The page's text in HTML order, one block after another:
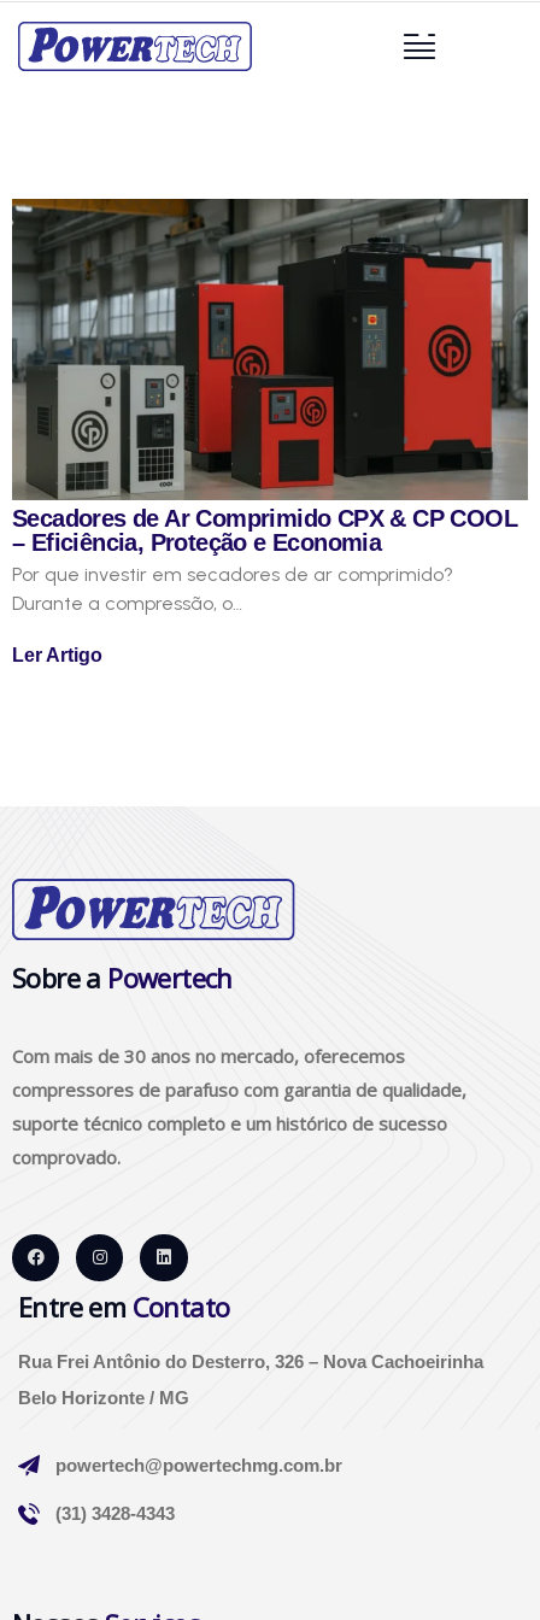
Secadores de Ar Comprimido CPX & CP COOL
– Eficiência, Proteção e Economia
Por que investir em secadores de ar comprimido?
Durante a compressão, o…
Ler Artigo
Sobre a Powertech
Com mais de 30 anos no mercado, oferecemos
compressores de parafuso com garantia de qualidade,
suporte técnico completo e um histórico de sucesso
comprovado.
Entre em Contato
Rua Frei Antônio do Desterro, 326 – Nova Cachoeirinha
Belo Horizonte / MG
powertech@powertechmg.com.br
(31) 3428-4343